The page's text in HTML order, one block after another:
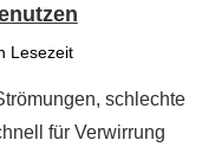
Lesezeit
schlechte
für Verwirrung